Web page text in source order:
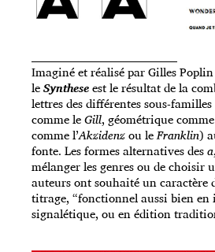
Imaginé et réalisé par Gilles
leSyntheseest le résultat de la
lettres des différentes sous-
comme leGill, géométrique
comme l’Akzidenzou leFranklin)
fonte. Les formes alternatives desa
mélanger les genres ou de choisir
auteurs ont souhaité un caractère
titrage, “fonctionnel aussi bien en
signalétique, ou en édition